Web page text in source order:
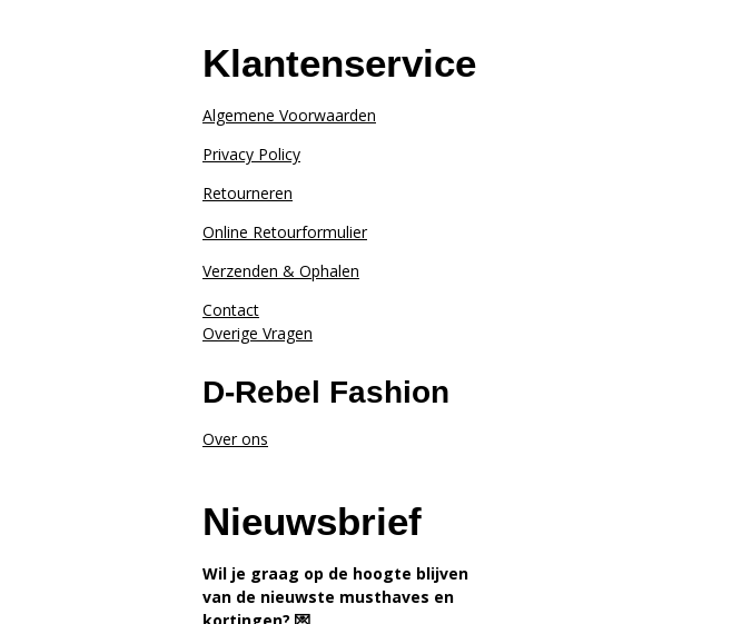
Klantenservice
Algemene Voorwaarden
Privacy Policy
Retourneren
Online Retourformulier
Verzenden & Ophalen
Contact
Overige Vragen
D-Rebel Fashion
Over ons
Nieuwsbrief
Wil je graag op de hoogte blijven
van de nieuwste musthaves en
kortingen? 💌